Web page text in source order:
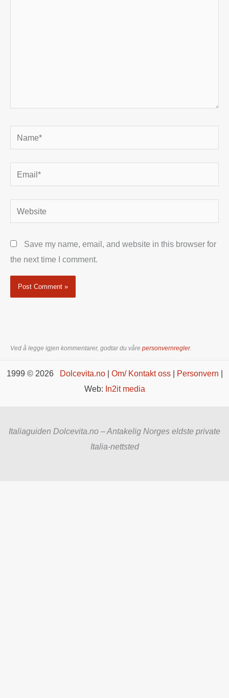
Name*
Email*
Website
Save my name, email, and website in this browser for
the next time I comment.
Ved å legge igjen kommentarer, godtar du våre personvernregler.
1999 © 2026 Dolcevita.no| Om/ Kontakt oss| Personvern |
Web: In2it media
Italiaguiden Dolcevita.no – Antakelig Norges eldste private
Italia-nettsted